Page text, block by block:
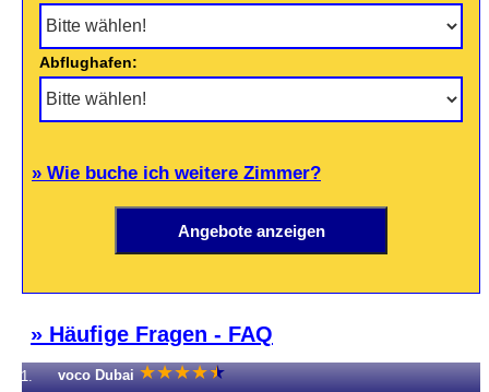
Abflughafen:
» Wie buche ich weitere Zimmer?
» Häufige Fragen - FAQ
1. voco Dubai ★★★★★
★